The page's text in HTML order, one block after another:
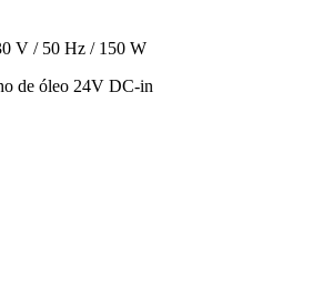
V / 50 Hz / 150 W
de óleo 24V DC-in